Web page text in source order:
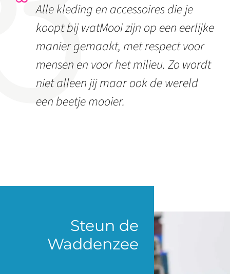
Alle kleding en accessoires die je
koopt bij watMooi zijn op een eerlijke
manier gemaakt, met respect voor
mensen en voor het milieu. Zo wordt
niet alleen jij maar ook de wereld
een beetje mooier.
Steun de
Waddenzee